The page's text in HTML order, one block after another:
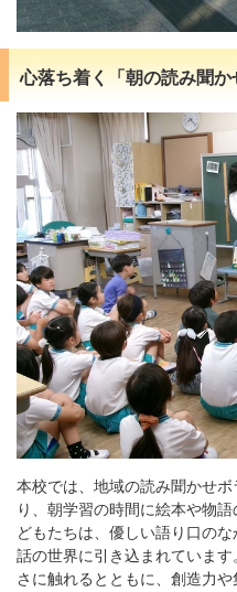
心落ち着く「朝の読み聞か
本校では、地域の読み聞かせ
り、朝学習の時間に絵本や物
どもたちは、優しい語り口の
話の世界に引き込まれていま
さに触れるとともに、創造力